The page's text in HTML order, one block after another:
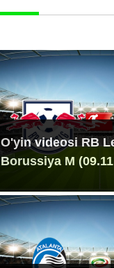
O'yin videosi RB
Borussiya M